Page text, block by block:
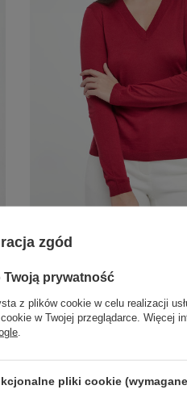
SWETER DAMSKI
zgód
Twoją prywatność
z plików cookie w celu realizacji
w Twojej przeglądarce. Więcej
pliki cookie